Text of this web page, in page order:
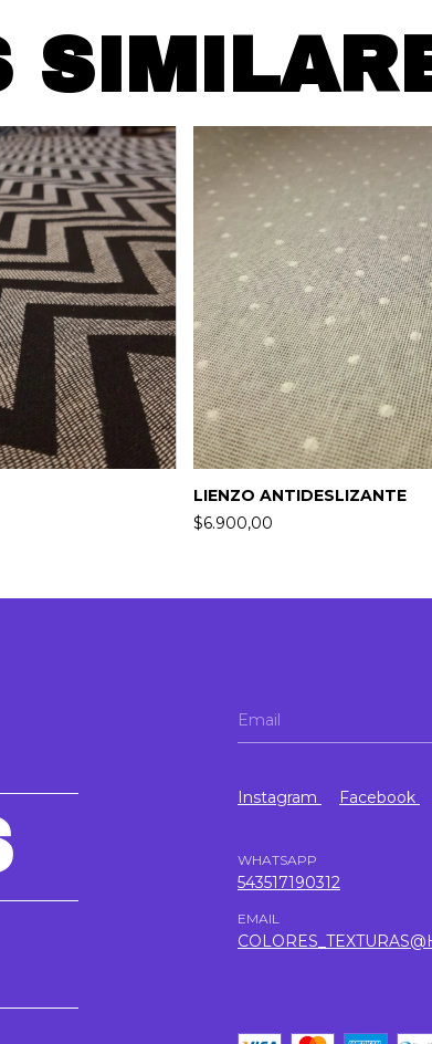
LIENZO ANTIDESLIZANTE
$6.900,00
Instagram Facebook
WHATSAPP
543517190312
EMAIL